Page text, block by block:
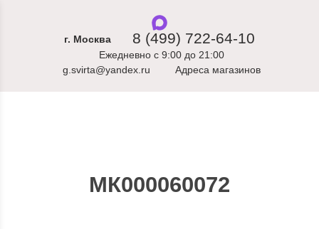
г. Москва 8 (499) 722-64-10
Ежедневно с 9:00 до 21:00
g.svirta@yandex.ru
Адреса магазинов
МК000060072